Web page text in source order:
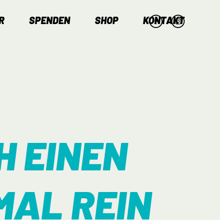
SPENDEN SHOP KONTAKT
EINEN
REIN